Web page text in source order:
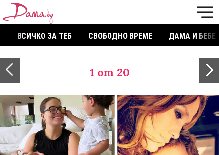
ВСИЧКО ЗА ТЕБ СВОБОДНО ВРЕМЕ ДАМА И БЕБЕ
1 от 20